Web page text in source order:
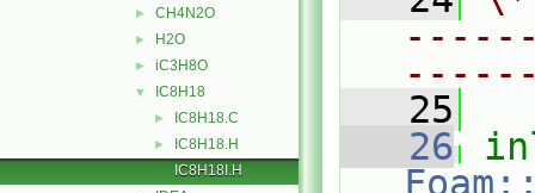
► CH4N2O
► H2O
► iC3H8O
▼ IC8H18
► IC8H18.C
►
IC8H18.H
IC8H18I.H
   25
   26